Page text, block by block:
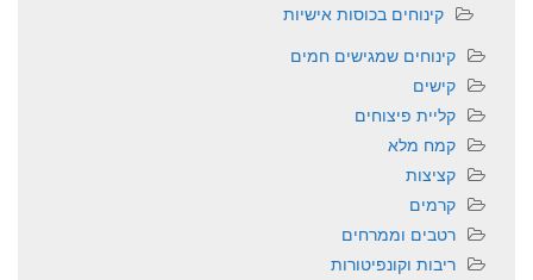
קינוחים בכוסות אישיות
קינוחים שמגישים חמים
קישים
קליית פיצוחים
קמח מלא
קציצות
קרמים
רטבים וממרחים
ריבות וקונפיטורות